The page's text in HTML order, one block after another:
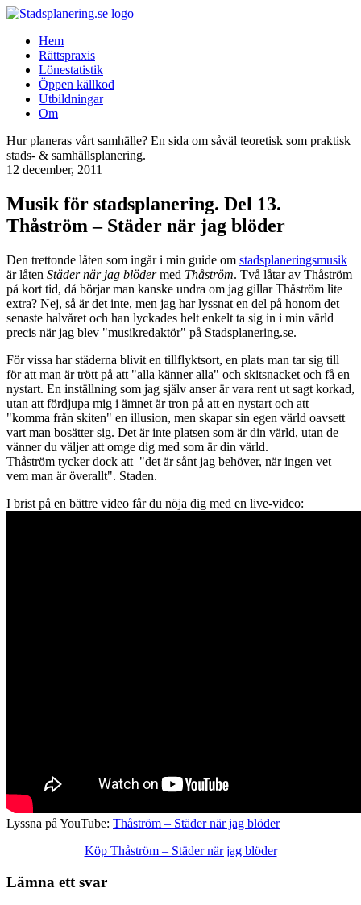
Hem
Rättspraxis
Lönestatistik
Öppen källkod
Utbildningar
Om
Hur planeras vårt samhälle? En sida om såväl teoretisk som praktisk
stads- & samhällsplanering.
12 december, 2011
Musik för stadsplanering. Del 13.
Thåström – Städer när jag blöder
Den trettonde låten som ingår i min guide om stadsplaneringsmusik
är låten Städer när jag blödermed Thåström. Två låtar av Thåström
på kort tid, då börjar man kanske undra om jag gillar Thåström lite
extra? Nej, så är det inte, men jag har lyssnat en del på honom det
senaste halvåret och han lyckades helt enkelt ta sig in i min värld
precis när jag blev "musikredaktör" på Stadsplanering.se.
För vissa har städerna blivit en tillflyktsort, en plats man tar sig till
för att man är trött på att "alla känner alla" och skitsnacket och få en
nystart. En inställning som jag själv anser är vara rent ut sagt korkad,
utan att fördjupa mig i ämnet är tron på att en nystart och att
"komma från skiten" en illusion, men skapar sin egen värld oavsett
vart man bosätter sig. Det är inte platsen som är din värld, utan de
vänner du väljer att omge dig med som är din värld.
Thåström tycker dock att "det är sånt jag behöver, när ingen vet
vem man är överallt". Staden.
I brist på en bättre video får du nöja dig med en live-video:
Lyssna på YouTube: Thåström – Städer när jag blöder
Köp Thåström – Städer när jag blöder
Lämna ett svar